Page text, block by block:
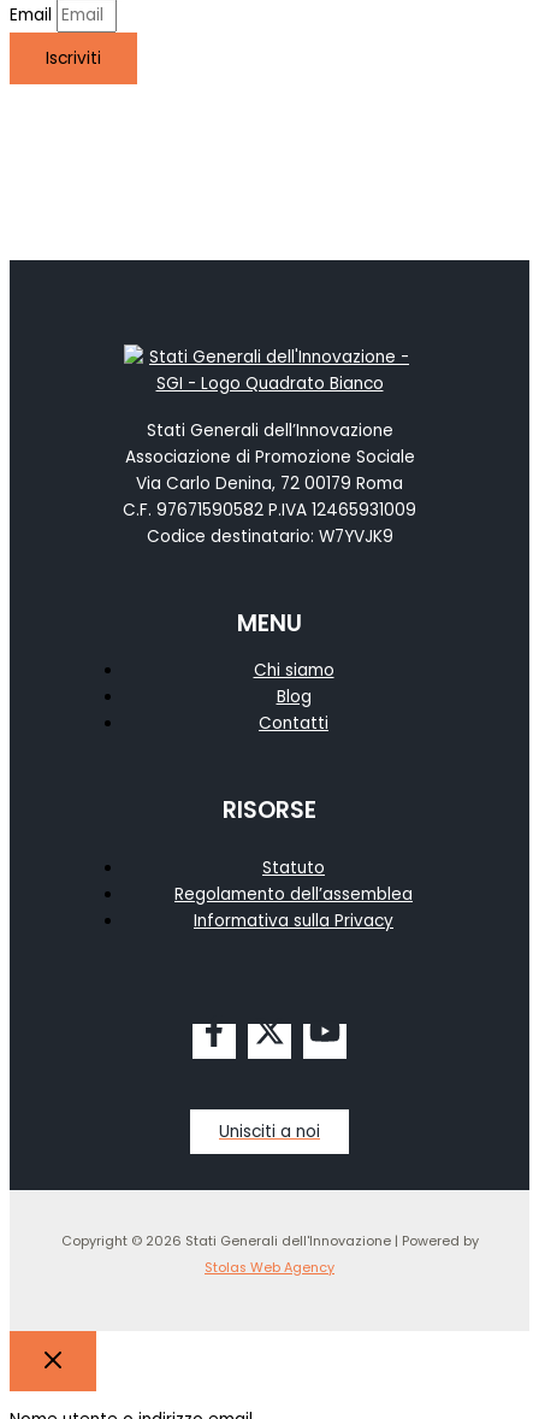
Email
Iscriviti
Stati Generali dell’Innovazione
Associazione di Promozione Sociale
Via Carlo Denina, 72 00179 Roma
C.F. 97671590582 P.IVA 12465931009
Codice destinatario: W7YVJK9
MENU
Chi siamo
Blog
Contatti
RISORSE
Statuto
Regolamento dell’assemblea
Informativa sulla Privacy
Unisciti a noi
Copyright © 2026 Stati Generali dell'Innovazione | Powered by
Stolas Web Agency